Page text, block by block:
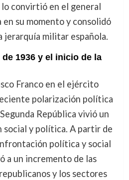
convirtió en el general
en su momento y consolidó
jerarquía militar española.
1936 y el inicio de la
Franco en el ejército
polarización política
República vivió un
social y política. A partir de
política y social
a un incremento de las
y los sectores